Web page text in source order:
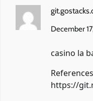
December
casino la
https://